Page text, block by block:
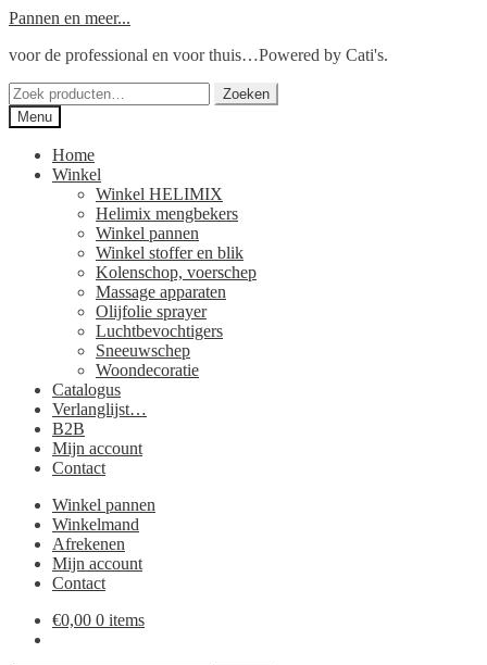
Ga
naar
Ga
de
Pannen en meer...
voor de professional en voor thuis…Powered by Cati's.
Zoeken
naar:
Zoeken
Menu
Home
Winkel
Winkel HELIMIX
Helimix mengbekers
Winkel pannen
Winkel stoffer en blik
Kolenschop, voerschep
Massage apparaten
Olijfolie sprayer
Luchtbevochtigers
Sneeuwschep
Woondecoratie
Catalogus
Verlanglijst…
B2B
Mijn account
Contact
Winkel pannen
Winkelmand
Afrekenen
Mijn account
Contact
€0,00 0 items